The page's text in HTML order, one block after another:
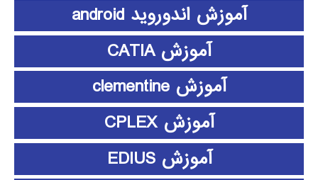
آموزش اندوروید android
آموزش CATIA
آموزش clementine
آموزش CPLEX
آموزش EDIUS